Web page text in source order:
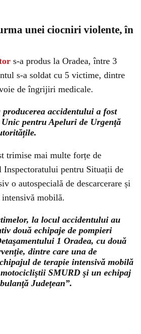
unei ciocniri violente, în
s-a produs la Oradea, între 3
s-a soldat cu 5 victime, dintre
de îngrijiri medicale.
accidentului a fost
pentru Apeluri de Urgenţă
trimise mai multe forțe de
Inspectoratului pentru Situații de
o autospecială de descarcerare și
mobilă.
la locul accidentului au
două echipaje de pompieri
1 Oradea, cu două
dintre care una de
de terapie intensivă mobilă
SMURD şi un echipaj
Judeţean”.